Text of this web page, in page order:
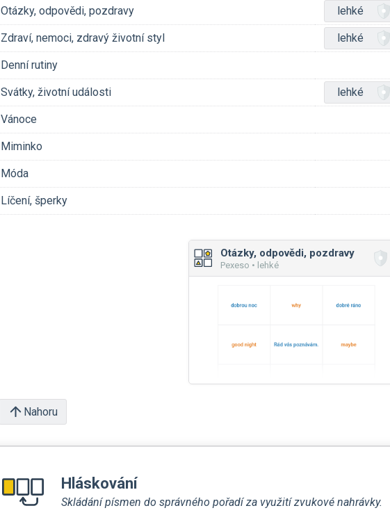
Otázky, odpovědi, pozdravy
lehké
Zdraví, nemoci, zdravý životní styl lehké
Denní rutiny
Svátky, životní události lehké
Vánoce
Miminko
Móda
Líčení, šperky
Otázky, odpovědi, pozdravy
Pexeso • lehké
Nahoru
Hláskování
Skládání písmen do správného pořadí za využití zvukové nahrávky.